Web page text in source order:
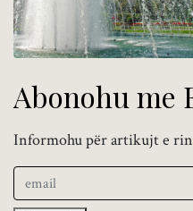
Abonohu me
Informohu për artikujt e